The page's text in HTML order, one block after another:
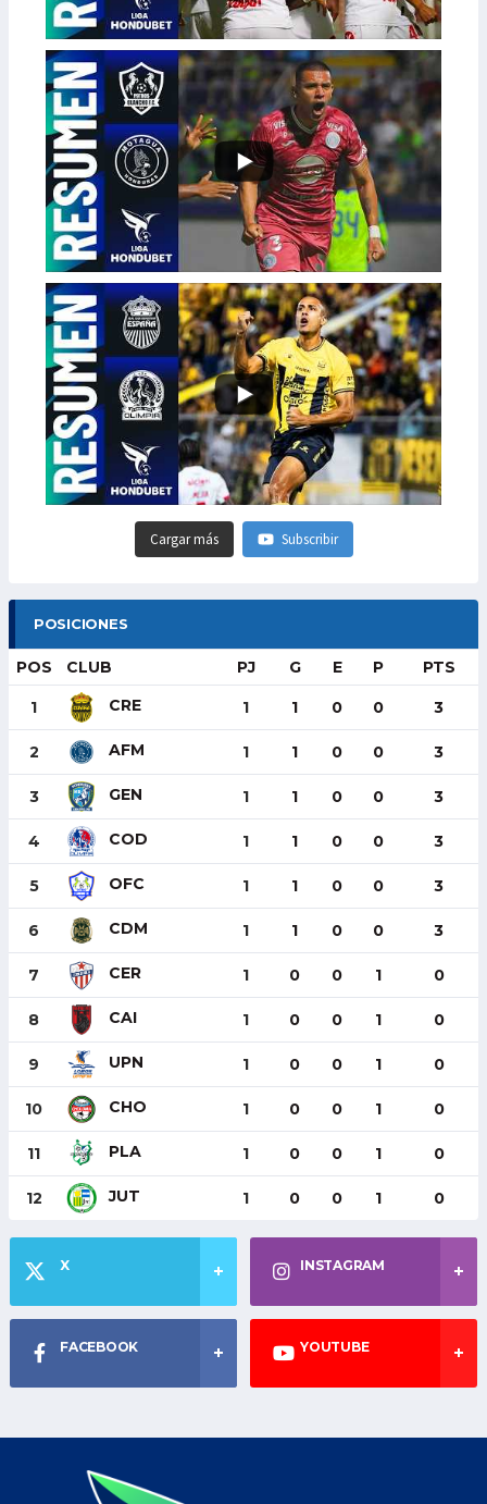
Cargar más Subscribir
POSICIONES
POS CLUB PJ G E P PTS
1 CRE 1 1 0 0 3
2 AFM 1 1 0 0 3
3 GEN 1 1 0 0 3
4 COD 1 1 0 0 3
5 OFC 1 1 0 0 3
6 CDM 1 1 0 0 3
7 CER 1 0 0 1 0
8 CAI 1 0 0 1 0
9 UPN 1 0 0 1 0
10 CHO 1 0 0 1 0
11 PLA 1 0 0 1 0
12 JUT 1 0 0 1 0
X INSTAGRAM
FACEBOOK YOUTUBE